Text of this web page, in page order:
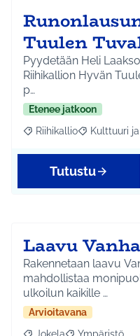
Tuulen
Pyydetään Heli
Riihikallion Hyvän Tuulen Tuvalle.
p…
Etenee jatkoon
Rajaa tulokset aihepiirin
Riihikallio Rajaa
Kulttuuri
Tutustu
Laavu
Rakennetaan laavu
mahdollistaa
ulkoilun kaikille …
Arvioitavana